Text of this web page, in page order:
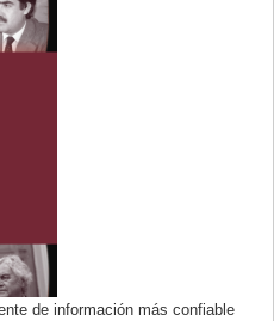
de información más confiable